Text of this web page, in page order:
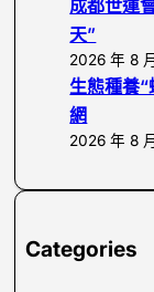
成都世運
天”
2026 年 8
生態種養
網
2026 年 8
Categories